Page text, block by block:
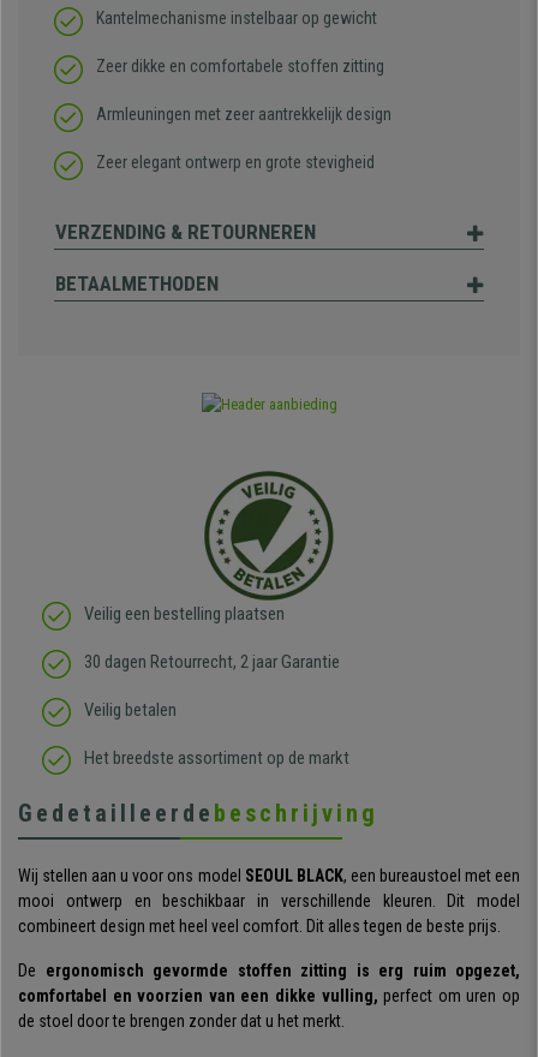
Kantelmechanisme instelbaar op gewicht
Zeer dikke en comfortabele stoffen zitting
Armleuningen met zeer aantrekkelijk design
Zeer elegant ontwerp en grote stevigheid
VERZENDING & RETOURNEREN
BETAALMETHODEN
Veilig een bestelling plaatsen
30 dagen Retourrecht, 2 jaar Garantie
Veilig betalen
Het breedste assortiment op de markt
Gedetailleerde beschrijving
Wij stellen aan u voor ons model SEOUL BLACK, een bureaustoel met een
mooi ontwerp en beschikbaar in verschillende kleuren. Dit model
combineert design met heel veel comfort. Dit alles tegen de beste prijs.
De ergonomisch gevormde stoffen zitting is erg ruim opgezet,
comfortabel en voorzien van een dikke vulling, perfect om uren op
de stoel door te brengen zonder dat u het merkt.